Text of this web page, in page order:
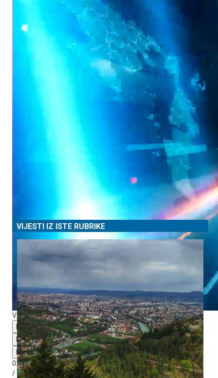
Video Player is loading.
Play Video
Play
Mute
0:00
/
VIJESTI IZ ISTE RUBRIKE